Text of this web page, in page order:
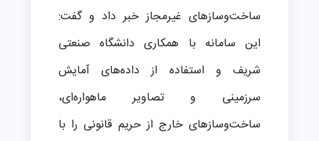
ساخت‌وسازهای غیرمجاز خبر داد و گفت:
این سامانه با همکاری دانشگاه صنعتی
شریف و استفاده از داده‌های آمایش
سرزمینی و تصاویر ماهواره‌ای،
ساخت‌وسازهای خارج از حریم قانونی را با